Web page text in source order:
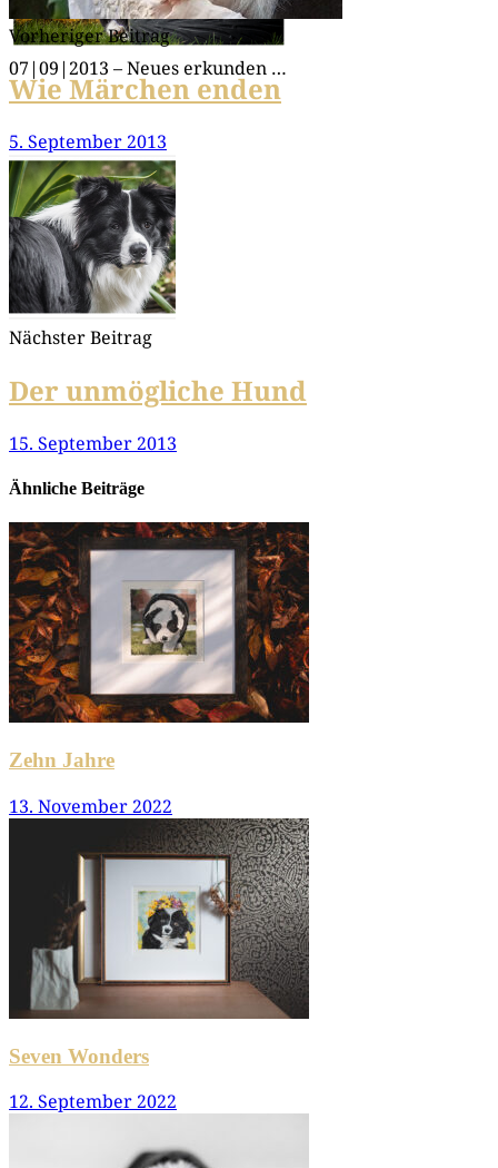
07|09|2013 – Neu­es erkunden …
Vorheriger Beitrag
Wie Märchen enden
5. September 2013
Nächster Beitrag
Der unmögliche Hund
15. September 2013
Ähnliche Beiträge
Zehn Jahre
13. November 2022
Seven Wonders
12. September 2022